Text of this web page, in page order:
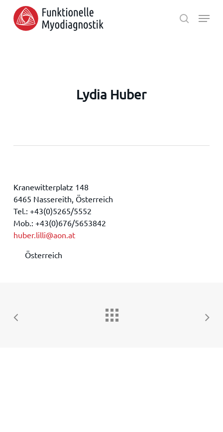
main
search
Menu
Lydia Huber
Kranewitterplatz 148
6465 Nassereith, Österreich
Tel.: +43(0)5265/5552
Mob.: +43(0)676/5653842
huber.lilli@aon.at
Österreich